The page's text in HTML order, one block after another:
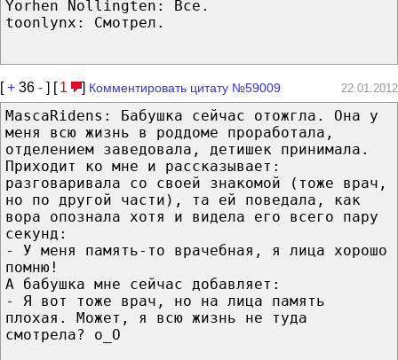
Yorhen Nollingten: Все.
toonlynx: Смотрел.
[+ 36 - ] [ 1 ] Комментировать цитату №59009 22.01.2012
MascaRidens: Бабушка сейчас отожгла. Она у
меня всю жизнь в роддоме проработала,
отделением заведовала, детишек принимала.
Приходит ко мне и рассказывает:
разговаривала со своей знакомой (тоже врач,
но по другой части), та ей поведала, как
вора опознала хотя и видела его всего пару
секунд:
- У меня память-то врачебная, я лица хорошо
помню!
А бабушка мне сейчас добавляет:
- Я вот тоже врач, но на лица память
плохая. Может, я всю жизнь не туда
смотрела? о_О